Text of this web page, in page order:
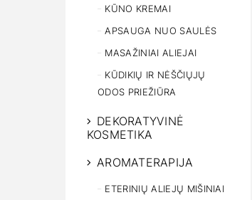
KŪNO KREMAI
APSAUGA NUO SAULĖS
MASAŽINIAI ALIEJAI
KŪDIKIŲ IR NĖŠČIŲJŲ
ODOS PRIEŽIŪRA
DEKORATYVINĖ
KOSMETIKA
AROMATERAPIJA
ETERINIŲ ALIEJŲ MIŠINIAI